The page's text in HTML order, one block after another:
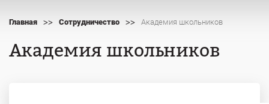
Главная >> Сотрудничество >> Академия школьников
Академия школьников